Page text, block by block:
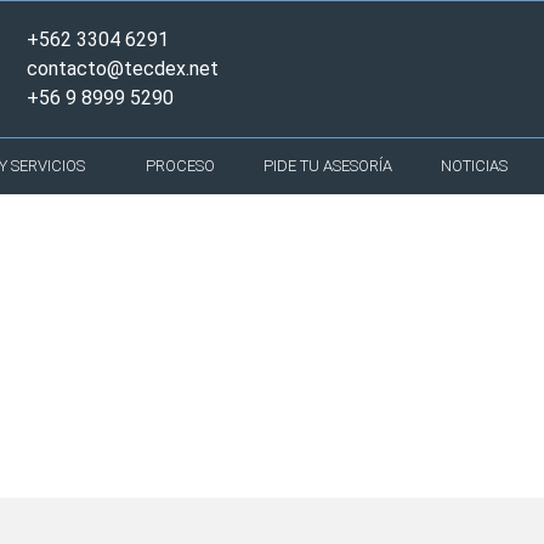
+562 3304 6291
contacto@tecdex.net
+56 9 8999 5290
SERVICIOS PROCESO PIDE TU ASESORÍA NOTICIAS